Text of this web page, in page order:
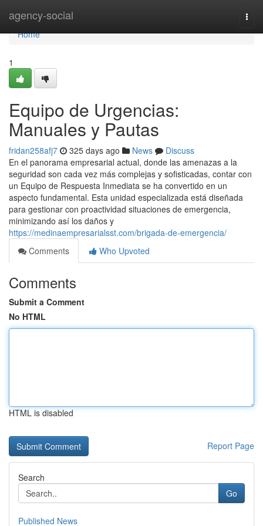
agency-social
Home
Home
1
Equipo de Urgencias:
Manuales y Pautas
fridan258afj7 325 days ago News
Discuss
En el panorama empresarial actual, donde las amenazas a la
seguridad son cada vez más complejas y sofisticadas, contar con
un Equipo de Respuesta Inmediata se ha convertido en un
aspecto fundamental. Esta unidad especializada está diseñada
para gestionar con proactividad situaciones de emergencia,
minimizando así los daños y
https://medinaempresarialsst.com/brigada-de-emergencia/
Comments
Who Upvoted
Comments
Submit a Comment
No HTML
HTML is disabled
Report Page
Search
Go
Published News